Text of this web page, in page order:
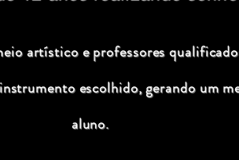
artístico e professores
escolhido, gerando um
aluno.